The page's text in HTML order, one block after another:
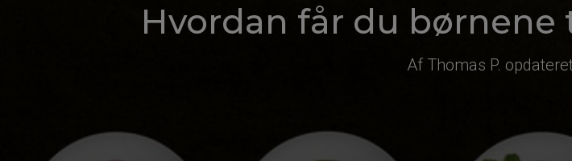
Hvordan får du børnene
Af Thomas P.